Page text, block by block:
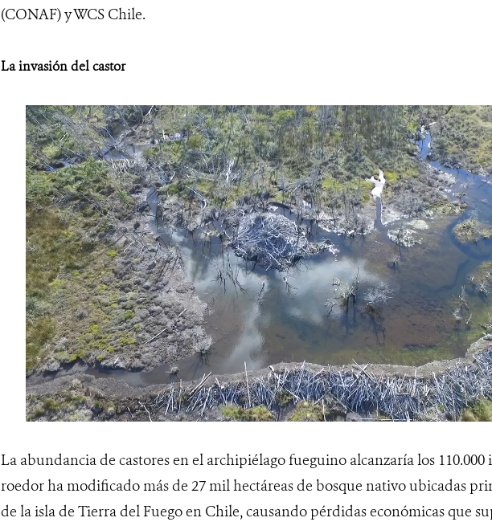
(CONAF) y WCS Chile.
La invasión del castor
La abundancia de castores en el archipiélago fueguino alcanzaría los 110.000
roedor ha modificado más de 27 mil hectáreas de bosque nativo ubicadas
de la isla de Tierra del Fuego en Chile, causando pérdidas económicas que